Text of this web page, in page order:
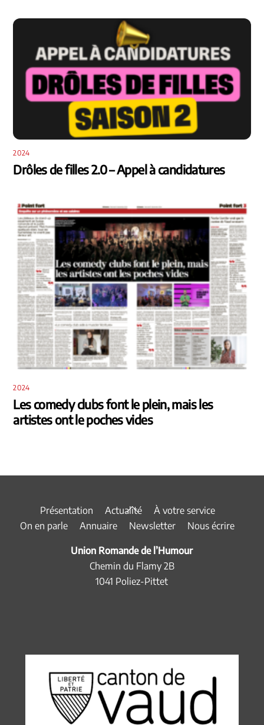
2024
Drôles de filles 2.0 – Appel à candidatures
2024
Les comedy clubs font le plein, mais les
artistes ont le poches vides
Back
To
Présentation Actualité
À votre service
On en parle
Annuaire Newsletter Nous écrire
Union Romande de l’Humour
Chemin du Flamy 2B
1041 Poliez-Pittet